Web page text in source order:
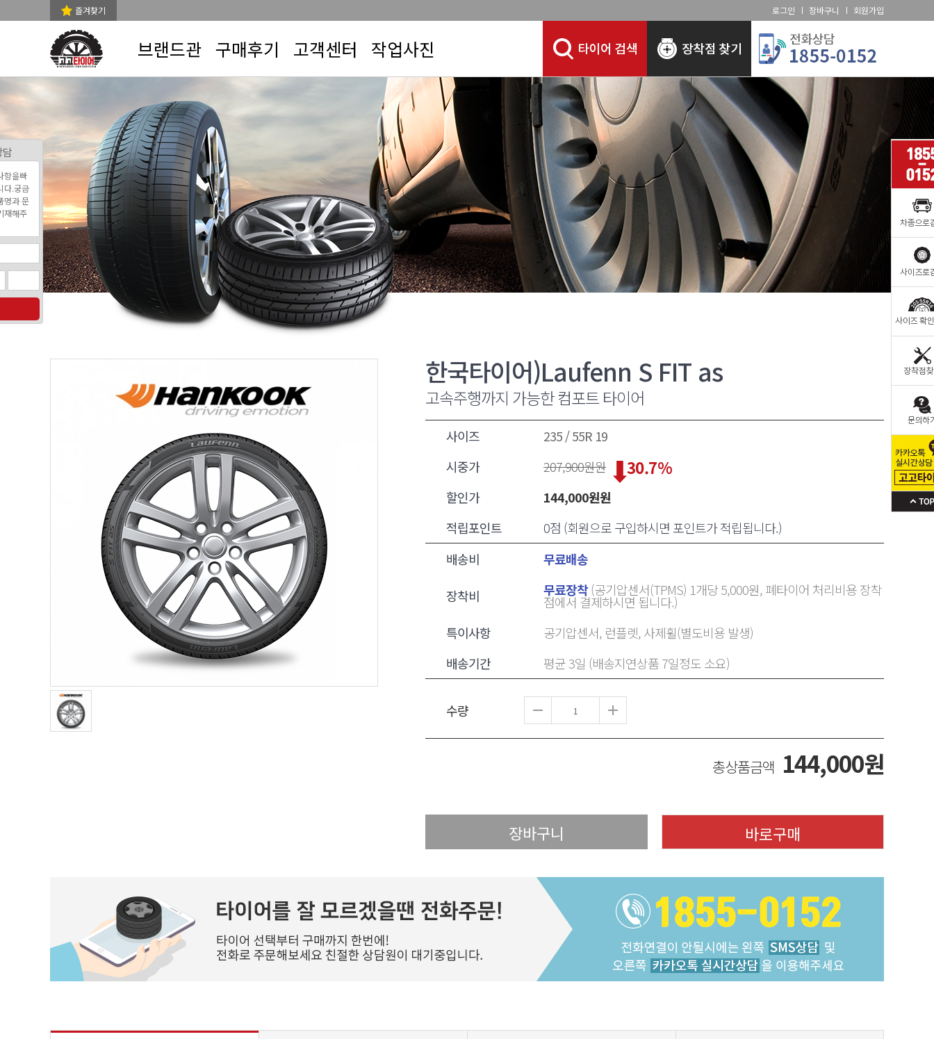
즐겨찾기 로그인 장바구니 회원가입
브랜드관 구매후기 고객센터 작업사진
한국타이어)Laufenn S FIT as
고속주행까지 가능한 컴포트 타이어
사이즈
235 / 55R 19
시중가
207,900원원
할인가
144,000원원
30.7%
적립포인트
0점 (회원으로 구입하시면 포인트가 적립됩니다.)
배송비
무료배송
장착비 무료장착(공기압센서(TPMS) 1개당 5,000원, 폐타이어 처리비용 장착
점에서 결제하시면 됩니다.)
특이사항
공기압센서, 런플렛, 사제휠(별도비용 발생)
배송기간
평균 3일 (배송지연상품 7일정도 소요)
수량
총상품금액 144,000원